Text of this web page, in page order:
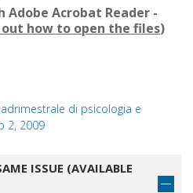
Acrobat Reader -
how to open the files)
di psicologia e
2, 2009
ISSUE (AVAILABLE